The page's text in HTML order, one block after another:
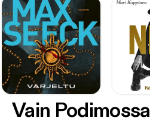
Vain Podimossa